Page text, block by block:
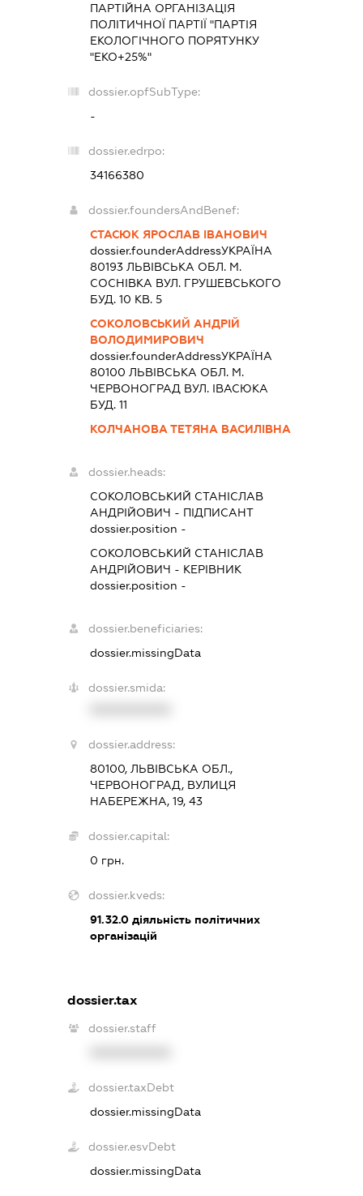
ПАРТІЙНА ОРГАНІЗАЦІЯ
ПОЛІТИЧНОЇ ПАРТІЇ "ПАРТІЯ
ЕКОЛОГІЧНОГО ПОРЯТУНКУ
"ЕКО+25%"
dossier.opfSubType:
-
dossier.edrpo:
34166380
dossier.foundersAndBenef:
СТАСЮК ЯРОСЛАВ ІВАНОВИЧ
dossier.founderAddressУКРАЇНА
80193 ЛЬВIВСЬКА ОБЛ. М.
СОСНІВКА ВУЛ. ГРУШЕВСЬКОГО
БУД. 10 КВ. 5
СОКОЛОВСЬКИЙ АНДРІЙ
ВОЛОДИМИРОВИЧ
dossier.founderAddressУКРАЇНА
80100 ЛЬВIВСЬКА ОБЛ. М.
ЧЕРВОНОГРАД ВУЛ. ІВАСЮКА
БУД. 11
КОЛЧАНОВА ТЕТЯНА ВАСИЛІВНА
dossier.heads:
СОКОЛОВСЬКИЙ СТАНІСЛАВ
АНДРІЙОВИЧ - ПІДПИСАНТ
dossier.position -
СОКОЛОВСЬКИЙ СТАНІСЛАВ
АНДРІЙОВИЧ - КЕРІВНИК
dossier.position -
dossier.beneficiaries:
dossier.missingData
dossier.smida:
dossier.address:
80100, ЛЬВІВСЬКА ОБЛ.,
ЧЕРВОНОГРАД, ВУЛИЦЯ
НАБЕРЕЖНА, 19, 43
dossier.capital:
0 грн.
dossier.kveds:
91.32.0 діяльність політичних
організацій
dossier.tax
dossier.staff
dossier.taxDebt
dossier.missingData
dossier.esvDebt
dossier.missingData